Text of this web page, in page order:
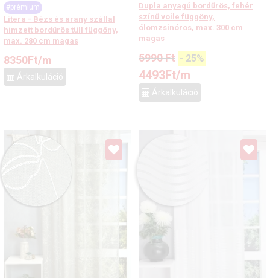
#prémium
Litera - Bézs és arany szállal
hímzett bordűrös tüll függöny,
max. 280 cm magas
8350Ft/m
Árkalkuláció
Dupla anyagú bordűrös, fehér
színű voile függöny,
ólomzsinóros, max. 300 cm
magas
5990Ft - 25%
4493Ft/m
Árkalkuláció